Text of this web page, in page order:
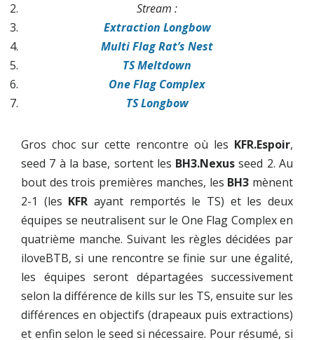
Stream :
Extraction Longbow
Multi Flag Rat’s Nest
TS Meltdown
One Flag Complex
TS Longbow
Gros choc sur cette rencontre où les KFR.Espoir,
seed 7 à la base, sortent les BH3.Nexus seed 2. Au
bout des trois premières manches, les BH3 mènent
2-1 (les KFR ayant remportés le TS) et les deux
équipes se neutralisent sur le One Flag Complex en
quatrième manche. Suivant les règles décidées par
iloveBTB, si une rencontre se finie sur une égalité,
les équipes seront départagées successivement
selon la différence de kills sur les TS, ensuite sur les
différences en objectifs (drapeaux puis extractions)
et enfin selon le seed si nécessaire. Pour résumé, si